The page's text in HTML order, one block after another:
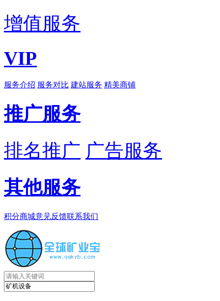
增值服务
VIP
服务介绍 服务对比 建站服务 精美商铺
推广服务
排名推广 广告服务
其他服务
积分商城意见反馈联系我们